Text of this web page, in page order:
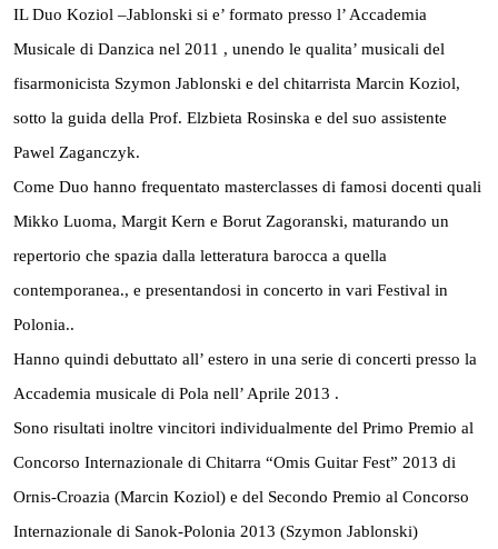
IL Duo Koziol –Jablonski si e’ formato presso l’ Accademia
Musicale di Danzica nel 2011 , unendo le qualita’ musicali del
fisarmonicista Szymon Jablonski e del chitarrista Marcin Koziol,
sotto la guida della Prof. Elzbieta Rosinska e del suo assistente
Pawel Zaganczyk.
Come Duo hanno frequentato masterclasses di famosi docenti quali
Mikko Luoma, Margit Kern e Borut Zagoranski, maturando un
repertorio che spazia dalla letteratura barocca a quella
contemporanea., e presentandosi in concerto in vari Festival in
Polonia..
Hanno quindi debuttato all’ estero in una serie di concerti presso la
Accademia musicale di Pola nell’ Aprile 2013 .
Sono risultati inoltre vincitori individualmente del Primo Premio al
Concorso Internazionale di Chitarra “Omis Guitar Fest” 2013 di
Ornis-Croazia (Marcin Koziol) e del Secondo Premio al Concorso
Internazionale di Sanok-Polonia 2013 (Szymon Jablonski)